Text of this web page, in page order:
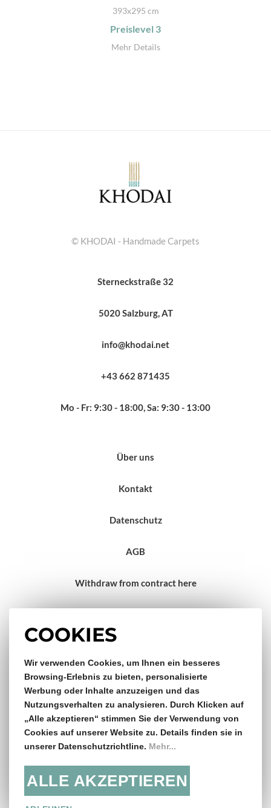
393x295 cm
Preislevel 3
Mehr Details
COOKIES
Wir verwenden Cookies, um Ihnen ein besseres
Browsing-Erlebnis zu bieten, personalisierte
Werbung oder Inhalte anzuzeigen und das
Nutzungsverhalten zu analysieren. Durch Klicken auf
„Alle akzeptieren“ stimmen Sie der Verwendung von
Cookies auf unserer Website zu. Details finden sie in
unserer Datenschutzrichtline. Mehr...
ALLE AKZEPTIEREN
© KHODAI - Handmade Carpets
Sterneckstraße 32
5020 Salzburg, AT
info@khodai.net
+43 662 871435
Mo - Fr: 9:30 - 18:00, Sa: 9:30 - 13:00
Über uns
Kontakt
Datenschutz
AGB
Withdraw from contract here
Gratis Versand & Rückversand
ab €150,- Bestellwert
14 Tage Rückgaberecht